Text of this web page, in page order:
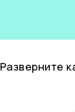
Разверните